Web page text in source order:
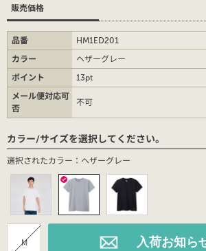
販売価格
品番
HM1ED201
カラー
ヘザーグレー
ポイント
13pt
メール便対応可
否
不可
カラー/サイズを選択してください。
選択されたカラー：ヘザーグレー
M